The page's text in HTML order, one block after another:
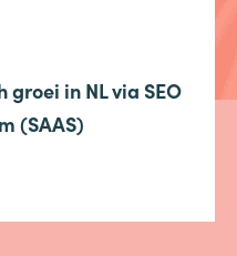
in NL via SEO
(SAAS)